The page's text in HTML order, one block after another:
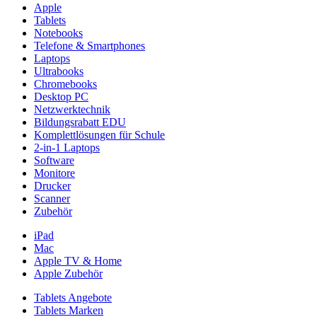
Apple
Tablets
Notebooks
Telefone & Smartphones
Laptops
Ultrabooks
Chromebooks
Desktop PC
Netzwerktechnik
Bildungsrabatt EDU
Komplettlösungen für Schule
2-in-1 Laptops
Software
Monitore
Drucker
Scanner
Zubehör
iPad
Mac
Apple TV & Home
Apple Zubehör
Tablets Angebote
Tablets Marken